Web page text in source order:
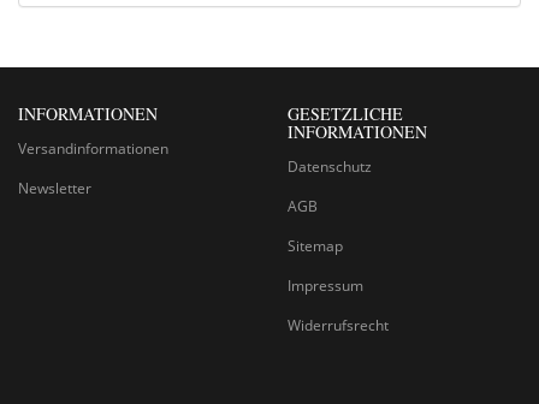
INFORMATIONEN
Versandinformationen
Newsletter
GESETZLICHE
INFORMATIONEN
Datenschutz
AGB
Sitemap
Impressum
Widerrufsrecht